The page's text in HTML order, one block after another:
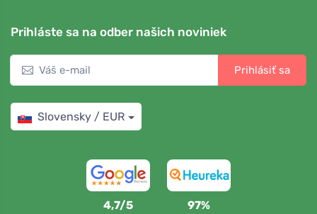
Prihláste sa na odber našich noviniek
Prihlásiť sa
Slovensky / EUR
4,7/5 97%